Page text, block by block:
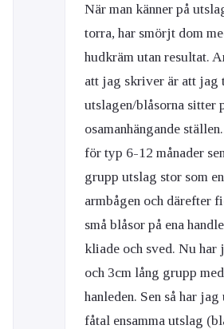
När man känner på
torra, har smörjt dom
hudkräm utan resultat.
att jag skriver är att jag
utslagen/blåsorna sitter
osamanhängande
för typ 6-12 månader
grupp utslag stor som
armbågen och därefter
små blåsor på ena
kliade och sved. Nu har
och 3cm lång grupp
hanleden. Sen så har
fåtal ensamma utslag